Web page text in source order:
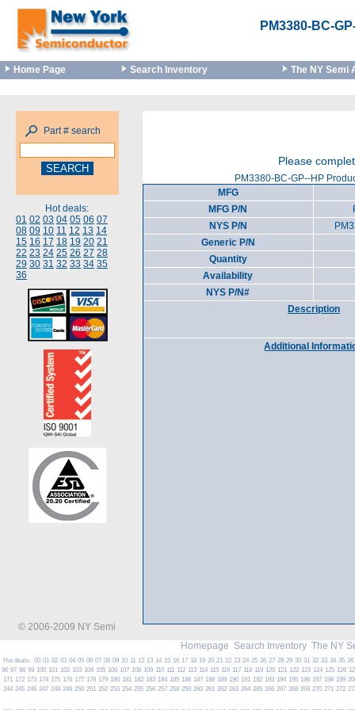
PM3380-BC-
Home Page Search Inventory The NY Semi
Part # search
Hot deals:
01 02 03 04 05 06 07
08 09 10 11 12 13 14
15 16 17 18 19 20 21
22 23 24 25 26 27 28
29 30 31 32 33 34 35
36
Please
PM3380-BC-GP--HP
MFG
MFG P/N
NYS P/N
Generic P/N
Quantity
Availability
NYS P/N#
Description
Additional
© 2006-2009 NY Semi
Homepage Search Inventory The NY
Hot deals: 00 01 02 03 04 05 06 07 08 09 10 11 12 13 14 15 16 17 18 19 20 21 22 23 24 25 26 27 28 29 30 31 32 33 34 35 36
96 97 98 99 100 101 102 103 104 105 106 107 108 109 110 111 112 113 114 115 116 117 118 119 120 121 122 123 124 125 126
171 172 173 174 175 176 177 178 179 180 181 182 183 184 185 186 187 188 189 190 191 192 193 194 195 196 197 198 199
244 245 246 247 248 249 250 251 252 253 254 255 256 257 258 259 260 261 262 263 264 265 266 267 268 269 270 271 272